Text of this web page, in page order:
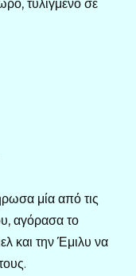
τυλιγμένο σε
μία από τις
αγόρασα το
και την Έμιλυ να